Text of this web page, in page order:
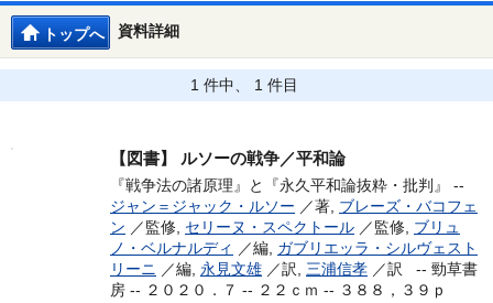
資料詳細
トップへ
1 件中、 1 件目
【図書】 ルソーの戦争／平和論
『戦争法の諸原理』と『永久平和論抜粋・批判』 --
ジャン＝ジャック・ルソー ／著, ブレーズ・バコフェ
ン ／監修, セリーヌ・スペクトール ／監修, ブリュ
ノ・ベルナルディ ／編, ガブリエッラ・シルヴェスト
リーニ ／編, 永見文雄 ／訳, 三浦信孝 ／訳 -- 勁草書
房 -- ２０２０．７ -- ２２ｃｍ -- ３８８，３９ｐ